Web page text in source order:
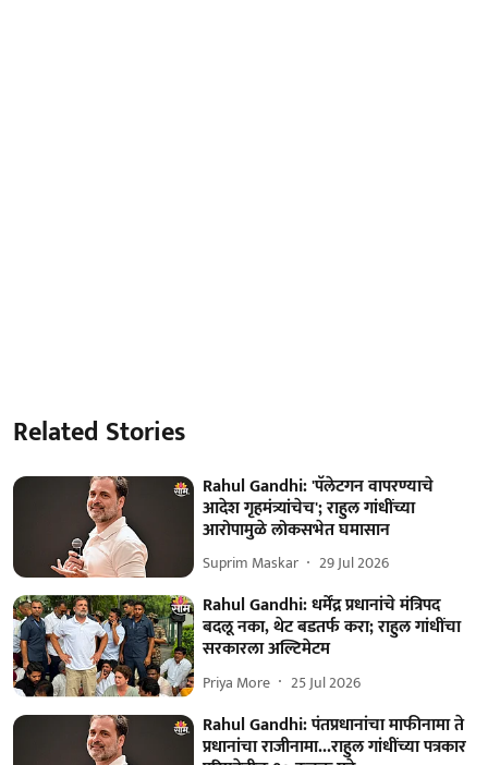
Related Stories
Rahul Gandhi: 'पॅलेटगन वापरण्याचे
आदेश गृहमंत्र्यांचेच'; राहुल गांधींच्या
आरोपामुळे लोकसभेत घमासान
Suprim Maskar 29 Jul 2026
Rahul Gandhi: धर्मेंद्र प्रधानांचे मंत्रिपद
बदलू नका, थेट बडतर्फ करा; राहुल गांधींचा
सरकारला अल्टिमेटम
Priya More 25 Jul 2026
Rahul Gandhi: पंतप्रधानांचा माफीनामा ते
प्रधानांचा राजीनामा...राहुल गांधींच्या पत्रकार